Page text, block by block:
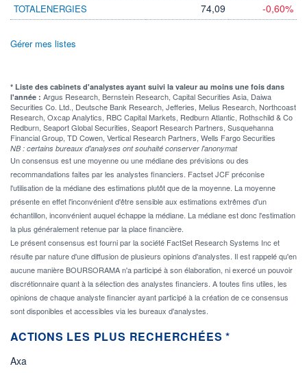
TOTALENERGIES 74,09 -0,60%
Gérer mes listes
* Liste des cabinets d'analystes ayant suivi la valeur au moins une fois dans
l'année : Argus Research, Bernstein Research, Capital Securities Asia, Daiwa
Securities Co. Ltd., Deutsche Bank Research, Jefferies, Melius Research, Northcoast
Research, Oxcap Analytics, RBC Capital Markets, Redburn Atlantic, Rothschild & Co
Redburn, Seaport Global Securities, Seaport Research Partners, Susquehanna
Financial Group, TD Cowen, Vertical Research Partners, Wells Fargo Securities
NB : certains bureaux d'analyses ont souhaité conserver l'anonymat
Un consensus est une moyenne ou une médiane des prévisions ou des
recommandations faites par les analystes financiers. Factset JCF préconise
l'utilisation de la médiane des estimations plutôt que de la moyenne. La moyenne
présente en effet l'inconvénient d'être sensible aux estimations extrêmes d'un
échantillon, inconvénient auquel échappe la médiane. La médiane est donc l'estimation
la plus généralement retenue par la place financière.
Le présent consensus est fourni par la société FactSet Research Systems Inc et
résulte par nature d'une diffusion de plusieurs opinions d'analystes. Il est rappelé qu'en
aucune manière BOURSORAMA n'a participé à son élaboration, ni exercé un pouvoir
discrétionnaire quant à la sélection des analystes financiers. A toutes fins utiles, les
opinions de chaque analyste financier ayant participé à la création de ce consensus
sont disponibles et accessibles via les bureaux d'analystes.
ACTIONS LES PLUS RECHERCHÉES *
Axa